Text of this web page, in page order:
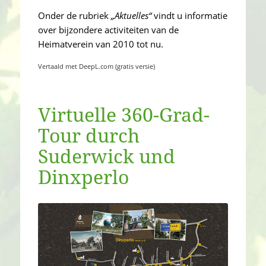
Onder de rubriek „Aktuelles“vindt u informatie
over bijzondere activiteiten van de
Heimatverein van 2010 tot nu.
Vertaald met DeepL.com (gratis versie)
Virtuelle 360-Grad-
Tour durch
Suderwick und
Dinxperlo